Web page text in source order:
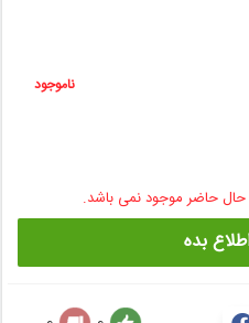
ناموجود
حال حاضر موجود نمی باشد.
بده